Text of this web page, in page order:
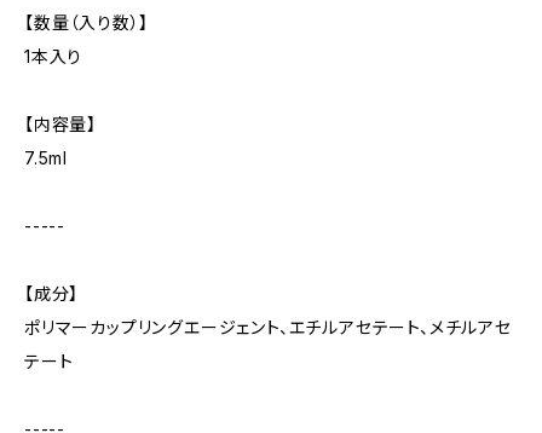
【数量（入り数）】
1本入り
【内容量】
7.5ml
-----
【成分】
ポリマーカップリングエージェント、エチルアセテート、メチルアセ
テート
-----